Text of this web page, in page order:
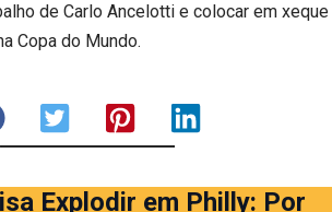
de Carlo Ancelotti e colocar em xeque
Copa do Mundo.
Explodir em Philly: Por